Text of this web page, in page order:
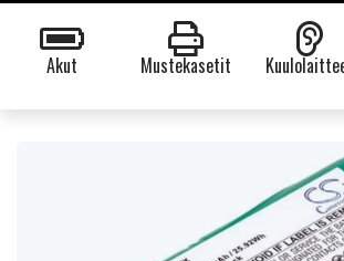
Akut Mustekasetit